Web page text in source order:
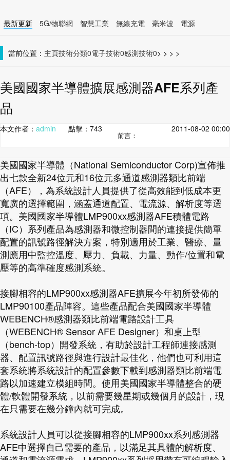
最新更新 5G/物聯網 智慧工業 無線充電 毫米波
電源
當前位置： 主頁 >
技術分類0 >
電子技術0 >
感測技術0 >
美國國家半導體擴展感測器AFE系列產
品
本文作者： admin 點擊： 743 2011-08-02 00:00
前言：
美國國家半導體（National Semiconductor Corp)宣佈推
出七款全新24位元和16位元多通道感測器類比前端
（AFE），為系統設計人員提供了從高效能到低成本更
寬廣的選擇範圍，涵蓋通道配置、電流源、解析度等選
項。美國國家半導體LMP900xx感測器AFE積體電路
（IC）系列產品為感測器和微控制器間的連接提供簡單
配置的訊號路徑解決方案，特別適用於工業、醫療、量
測應用中監控溫度、壓力、負載、力量、動作/位置和電
壓等的高準確度感測系統。
接腳相容的LMP900xx感測器AFE擴展今年初所發佈的
LMP90100產品陣容。這些產品配合美國國家半導體
WEBENCH®感測器類比前端電路設計工具
（WEBENCH® Sensor AFE Designer）和桌上型
（bench-top）開發系統，有助於設計工程師連接感測
器、配置訊號路徑與進行設計最佳化，他們也可利用這
套系統將系統設計的配置參數下載到感測器類比前端電
路以加速建立模組時間。使用美國國家半導體整合的硬
體/軟體開發系統，以前需要幾星期或幾個月的設計，現
在只需要在幾分鐘內就可完成。
系統設計人員可以從接腳相容的LMP900xx系列感測器
AFE中選擇自己需要的產品，以滿足其具體的解析度、